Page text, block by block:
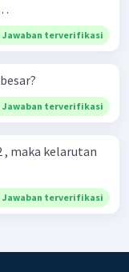
Jawaban terverifikasi
Jawaban terverifikasi
, maka kelarutan
Jawaban terverifikasi